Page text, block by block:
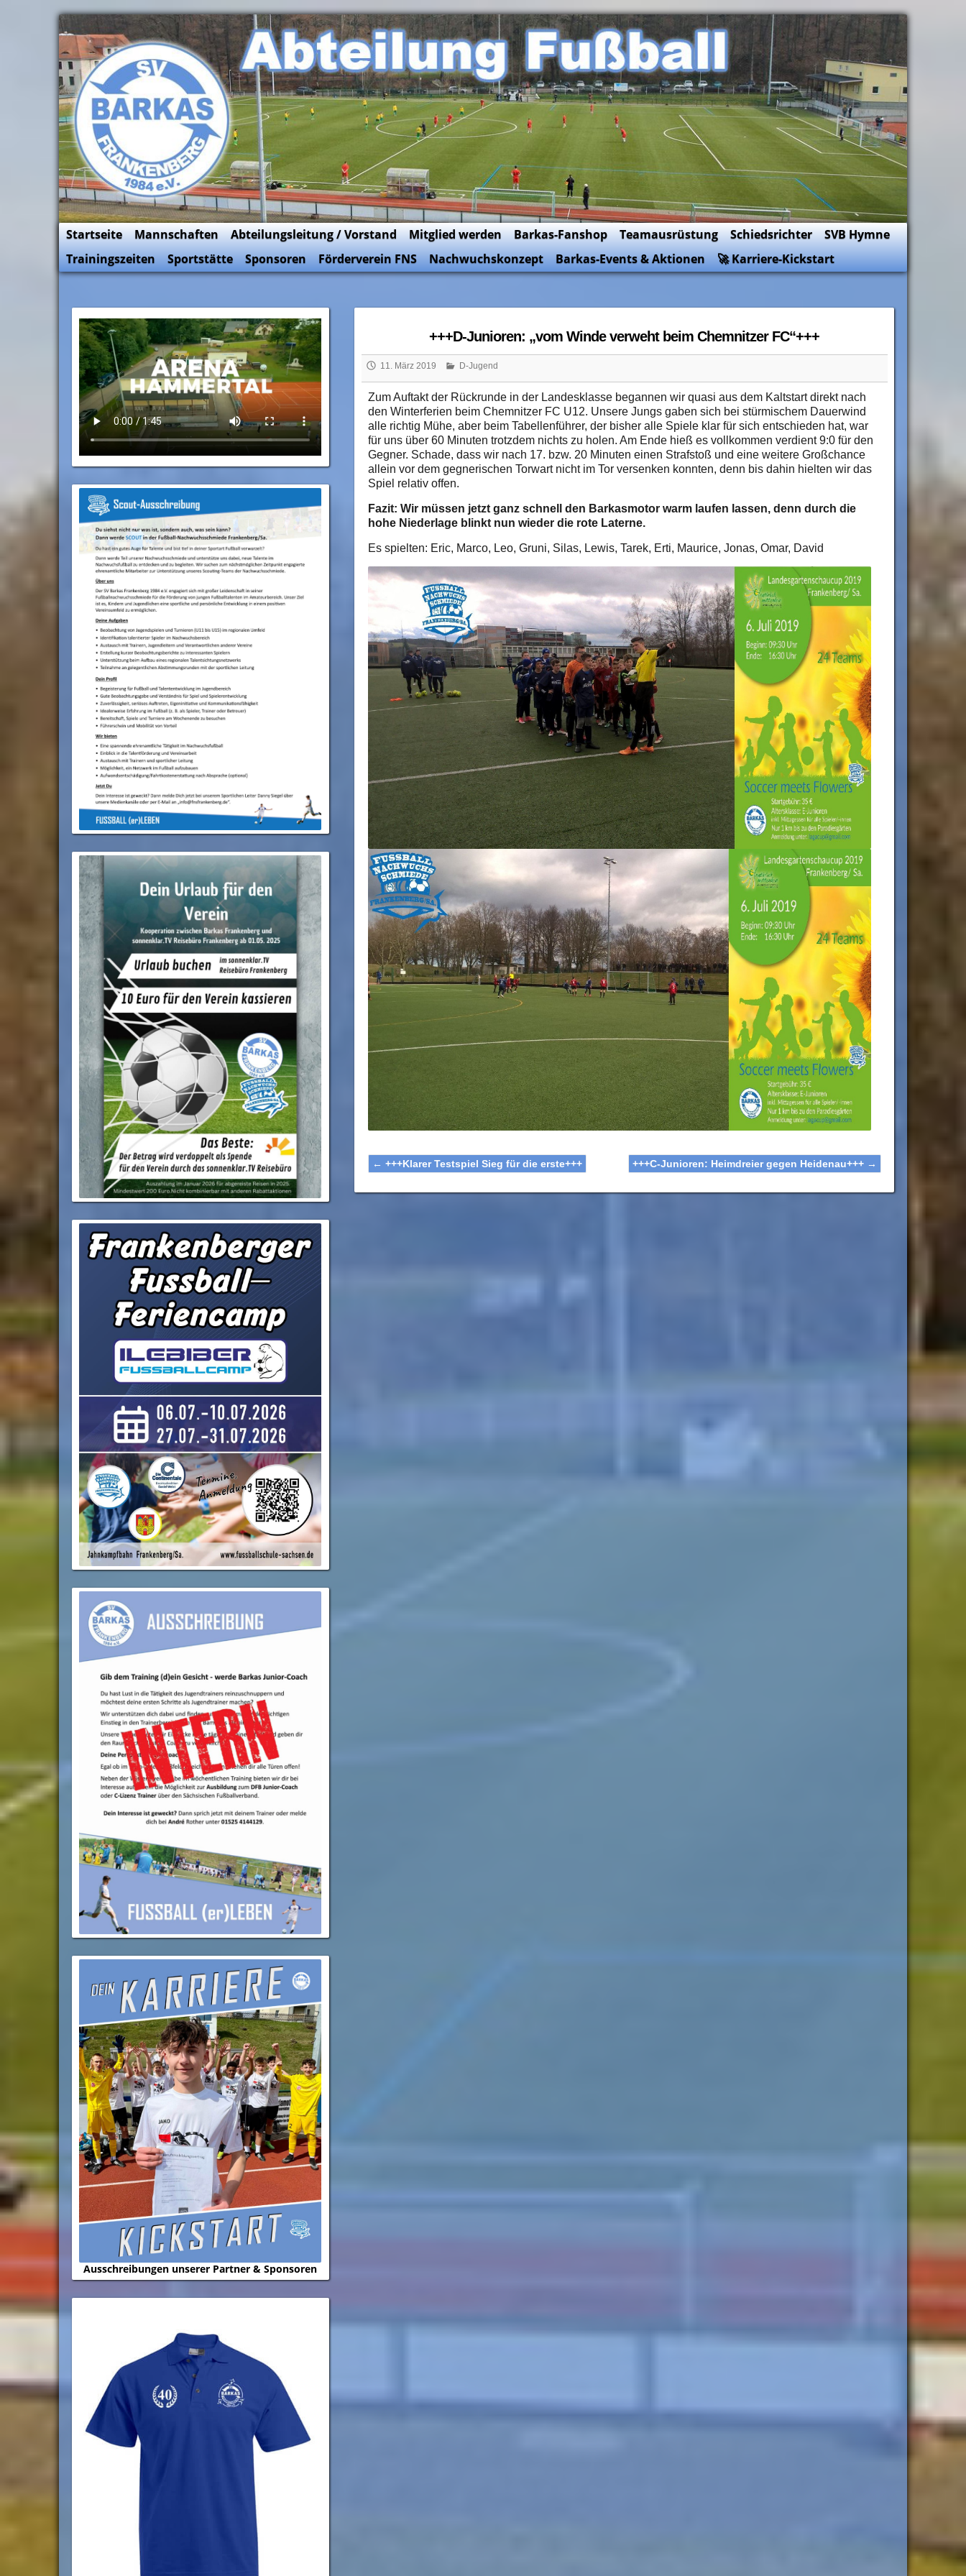
SV Barkas Abt. Fussball
Startseite Mannschaften Abteilungsleitung / Vorstand Mitglied werden Barkas-Fanshop Teamausrüstung Schiedsrichter
SVB Hymne
Trainingszeiten
Sportstätte Sponsoren Förderverein FNS Nachwuchskonzept Barkas-Events & Aktionen 🚀 Karriere-Kickstart
+++D-Junioren: „vom Winde verweht beim Chemnitzer FC“+++
11. März 2019 D-Jugend
Zum Auftakt der Rückrunde in der Landesklasse begannen wir quasi aus dem Kaltstart direkt nach
den Winterferien beim Chemnitzer FC U12. Unsere Jungs gaben sich bei stürmischem Dauerwind
alle richtig Mühe, aber beim Tabellenführer, der bisher alle Spiele klar für sich entschieden hat, war
für uns über 60 Minuten trotzdem nichts zu holen. Am Ende hieß es vollkommen verdient 9:0 für den
Gegner. Schade, dass wir nach 17. bzw. 20 Minuten einen Strafstoß und eine weitere Großchance
allein vor dem gegnerischen Torwart nicht im Tor versenken konnten, denn bis dahin hielten wir das
Spiel relativ offen.
Fazit: Wir müssen jetzt ganz schnell den Barkasmotor warm laufen lassen, denn durch die
hohe Niederlage blinkt nun wieder die rote Laterne.
Es spielten: Eric, Marco, Leo, Gruni, Silas, Lewis, Tarek, Erti, Maurice, Jonas, Omar, David
← +++Klarer Testspiel Sieg für die erste+++ +++C-Junioren: Heimdreier gegen Heidenau+++ →
Ausschreibungen unserer Partner & Sponsoren